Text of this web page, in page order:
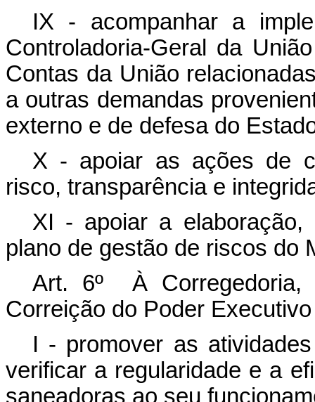
IX - acompanhar a
Controladoria-Geral da
Contas da União
a outras demandas
externo e de defesa do
X - apoiar as ações de
risco, transparência e
XI - apoiar a
plano de gestão de riscos do
Art. 6º À Corregedoria,
Correição do Poder
I - promover as
verificar a regularidade e a
saneadoras ao seu